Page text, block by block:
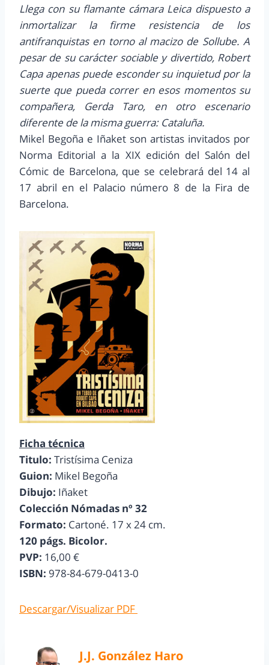
Llega con su flamante cámara Leica dispuesto a
inmortalizar la firme resistencia de los
antifranquistas en torno al macizo de Sollube. A
pesar de su carácter sociable y divertido, Robert
Capa apenas puede esconder su inquietud por la
suerte que pueda correr en esos momentos su
compañera, Gerda Taro, en otro escenario
diferente de la misma guerra: Cataluña.
Mikel Begoña e Iñaket son artistas invitados por
Norma Editorial a la XIX edición del Salón del
Cómic de Barcelona, que se celebrará del 14 al
17 abril en el Palacio número 8 de la Fira de
Barcelona.
Ficha técnica
Titulo: Tristísima Ceniza
Guion: Mikel Begoña
Dibujo: Iñaket
Colección Nómadas nº 32
Formato: Cartoné. 17 x 24 cm.
120 págs. Bicolor.
PVP: 16,00 €
ISBN: 978-84-679-0413-0
Descargar/Visualizar PDF
J.J. González Haro